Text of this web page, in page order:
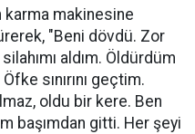
karma makinesine
"Beni dövdü. Zor
aldım. Öldürdüm
sınırını geçtim.
oldu bir kere. Ben
başımdan gitti. Her şeyi